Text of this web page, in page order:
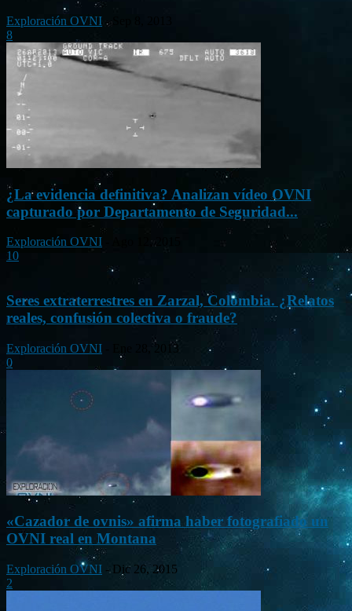
Exploración OVNI -
8
¿La evidencia definitiva? Analizan vídeo OVNI
capturado por Departamento de Seguridad...
Exploración OVNI
Ago 12, 2015
10
Seres extraterrestres en Zarzal, Colombia. ¿Relatos
reales, confusión colectiva o fraude?
Exploración OVNI
Ene 28, 2013
0
«Cazador de ovnis» afirma haber fotografiado un
OVNI real en Montana
Exploración OVNI - Dic 26, 2015
2